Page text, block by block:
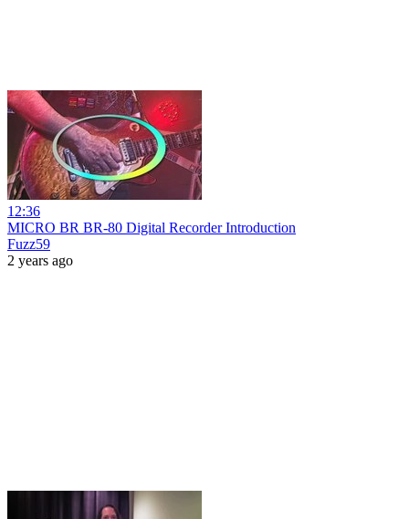
12:36
MICRO BR BR-80 Digital Recorder Introduction
Fuzz59
2 years ago